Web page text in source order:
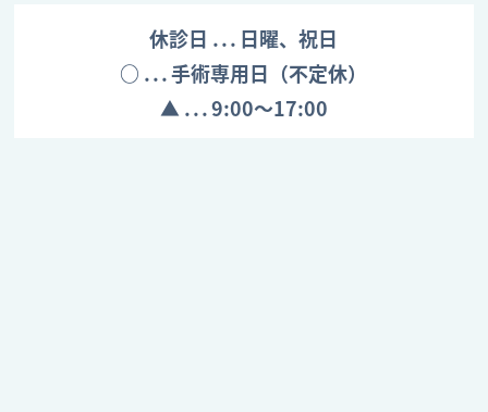
休診日
日曜、祝日
○
手術専用日（不定休）
▲
9:00～17:00